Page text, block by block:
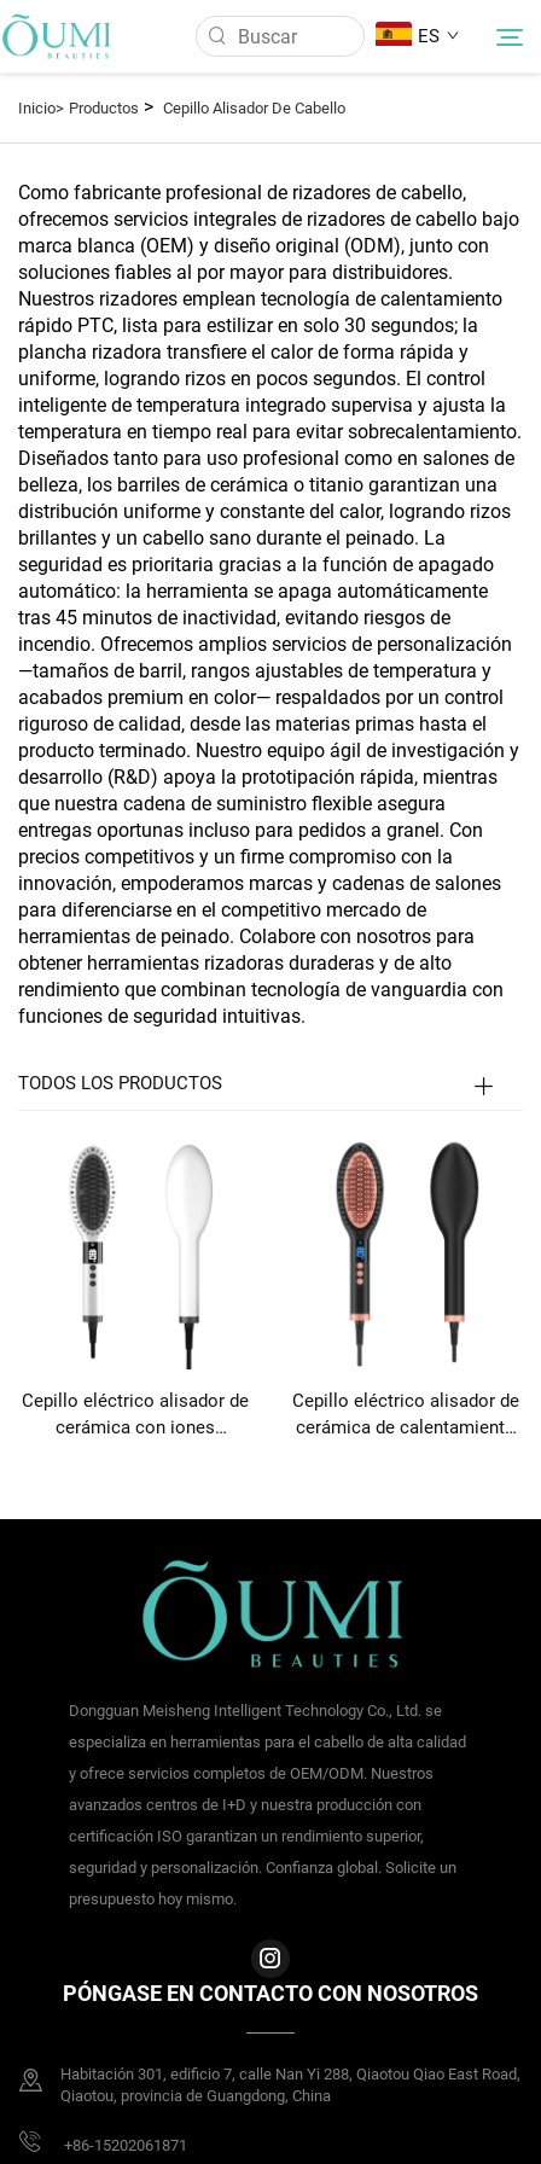
ES
Productos
Noticias
Aplicación
Preguntas Frecuentes
Contáctanos
Inicio> Productos > Cepillo Alisador De Cabello
Como fabricante profesional de rizadores de cabello,
ofrecemos servicios integrales de rizadores de cabello bajo
marca blanca (OEM) y diseño original (ODM), junto con
soluciones fiables al por mayor para distribuidores.
Nuestros rizadores emplean tecnología de calentamiento
rápido PTC, lista para estilizar en solo 30 segundos; la
plancha rizadora transfiere el calor de forma rápida y
uniforme, logrando rizos en pocos segundos. El control
inteligente de temperatura integrado supervisa y ajusta la
temperatura en tiempo real para evitar sobrecalentamiento.
Diseñados tanto para uso profesional como en salones de
belleza, los barriles de cerámica o titanio garantizan una
distribución uniforme y constante del calor, logrando rizos
brillantes y un cabello sano durante el peinado. La
seguridad es prioritaria gracias a la función de apagado
automático: la herramienta se apaga automáticamente
tras 45 minutos de inactividad, evitando riesgos de
incendio. Ofrecemos amplios servicios de personalización
—tamaños de barril, rangos ajustables de temperatura y
acabados premium en color— respaldados por un control
riguroso de calidad, desde las materias primas hasta el
producto terminado. Nuestro equipo ágil de investigación y
desarrollo (R&D) apoya la prototipación rápida, mientras
que nuestra cadena de suministro flexible asegura
entregas oportunas incluso para pedidos a granel. Con
precios competitivos y un firme compromiso con la
innovación, empoderamos marcas y cadenas de salones
para diferenciarse en el competitivo mercado de
herramientas de peinado. Colabore con nosotros para
obtener herramientas rizadoras duraderas y de alto
rendimiento que combinan tecnología de vanguardia con
funciones de seguridad intuitivas.
TODOS LOS PRODUCTOS
Cepillo eléctrico alisador de
cerámica con iones
Cepillo eléctrico alisador de
cerámica de calentamiento
Dongguan Meisheng Intelligent Technology Co., Ltd. se
especializa en herramientas para el cabello de alta calidad
y ofrece servicios completos de OEM/ODM. Nuestros
avanzados centros de I+D y nuestra producción con
certificación ISO garantizan un rendimiento superior,
seguridad y personalización. Confianza global. Solicite un
presupuesto hoy mismo.
PÓNGASE EN CONTACTO CON NOSOTROS
Habitación 301, edificio 7, calle Nan Yi 288, Qiaotou Qiao East Road,
Qiaotou, provincia de Guangdong, China
+86-15202061871